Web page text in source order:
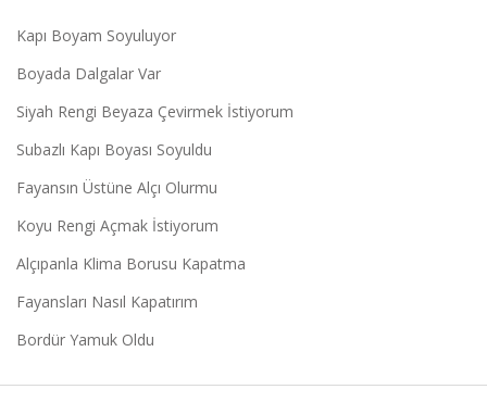
Kapı Boyam Soyuluyor
Boyada Dalgalar Var
Siyah Rengi Beyaza Çevirmek İstiyorum
Subazlı Kapı Boyası Soyuldu
Fayansın Üstüne Alçı Olurmu
Koyu Rengi Açmak İstiyorum
Alçıpanla Klima Borusu Kapatma
Fayansları Nasıl Kapatırım
Bordür Yamuk Oldu